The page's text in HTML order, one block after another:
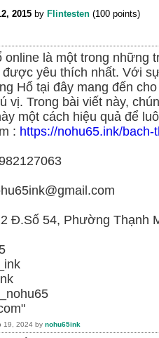
2015 by Flintesten (100 points)
online là một trong những
được yêu thích nhất. Với
Hổ tại đây mang đến
vị. Trong bài viết này,
một cách hiệu quả để
: https://nohu65.ink/bach-
Đ.Số 54, Phường Thạnh
19, 2024 by nohu65ink